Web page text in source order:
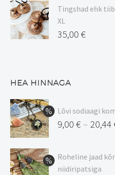
Tingshad ehk
XL
35,00 €
HEA HINNAGA
Lõvi sodiaagi
9,00 € – 20,44
9,00 €
kuni
Roheline jaad
niidiripatsiga